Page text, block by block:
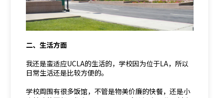
二、生活方面
我还是蛮适应UCLA的生活的，学校因为位于LA，所以
日常生活还是比较方便的。
学校周围有很多饭馆，不管是物美价廉的快餐，还是小